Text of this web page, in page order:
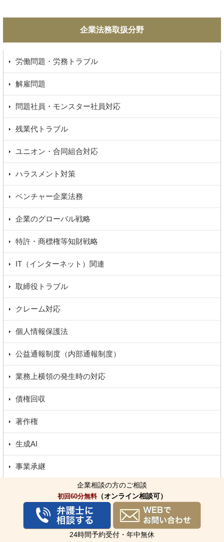
企業法務取扱分野
労働問題・労務トラブル
解雇問題
問題社員・モンスター社員対応
残業代トラブル
ユニオン・合同組合対応
ハラスメント対策
ベンチャー企業法務
企業のグローバル戦略
特許・商標権等知財戦略
IT（インターネット）関連
取締役トラブル
クレーム対応
個人情報保護法
公益通報制度（内部通報制度）
業務上横領の発生時の対応
債権回収
著作権
生成AI
事業承継
削除請求
法人破産（会社破産）
企業相談の方のご相談
初回60分無料（オンライン相談可）
24時間予約受付・年中無休